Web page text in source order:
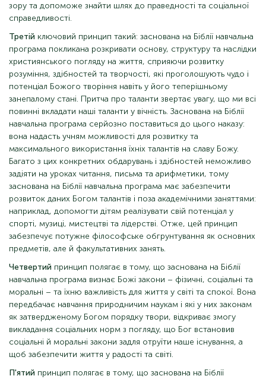
зору та допоможе знайти шлях до праведності та соціальної
справедливості.
Третій ключовий принцип такий: заснована на Біблії навчальна
програма покликана розкривати основу, структуру та наслідки
християнського погляду на життя, сприяючи розвитку
розуміння, здібностей та творчості, які проголошують чудо і
потенціал Божого творіння навіть у його теперішньому
занепалому стані. Притча про таланти звертає увагу, що ми всі
повинні вкладати наші таланти у вічність. Заснована на Біблії
навчальна програма серйозно поставиться до цього наказу:
вона надасть учням можливості для розвитку та
максимального використання їхніх талантів на славу Божу.
Багато з цих конкретних обдарувань і здібностей неможливо
задіяти на уроках читання, письма та арифметики, тому
заснована на Біблії навчальна програма має забезпечити
розвиток даних Богом талантів і поза академічними заняттями:
наприклад, допомогти дітям реалізувати свій потенціал у
спорті, музиці, мистецтві та лідерстві. Отже, цей принцип
забезпечує потужне філософське обгрунтування як основних
предметів, але й факультативних занять.
Четвертий принцип полягає в тому, що заснована на Біблії
навчальна програма визнає Божі закони – фізичні, соціальні та
моральні – та їхню важливість для життя у світі та спокої. Вона
передбачає навчання природничим наукам і які у них законам
як затвердженому Богом порядку твори, відкриває змогу
викладання соціальних норм з погляду, що Бог встановив
соціальні й моральні закони задля отруїти наше існування, а
щоб забезпечити життя у радості та світі.
П'ятий принцип полягає в тому, що заснована на Біблії